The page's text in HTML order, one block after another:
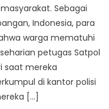
Sebagai
Indonesia, para
warga mematuhi
petugas Satpol
saat mereka
di kantor polisi
[…]